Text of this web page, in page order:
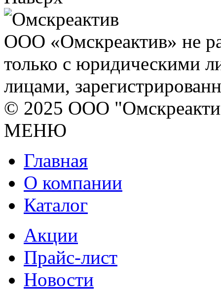
ООО «Омскреактив» не
только с юридическими
лицами,
© 2025 ООО
МЕНЮ
Главная
О компании
Каталог
Акции
Прайс-лист
Новости